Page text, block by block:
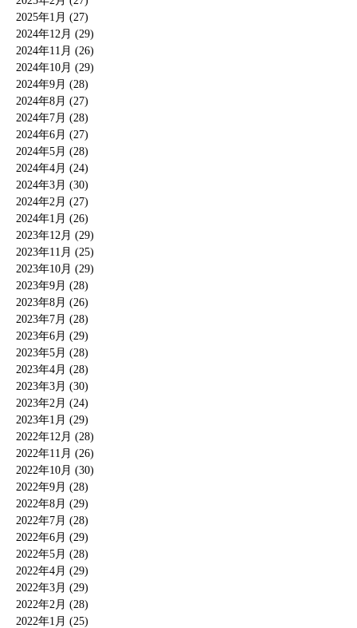
2025年1月 (27)
2024年12月 (29)
2024年11月 (26)
2024年10月 (29)
2024年9月 (28)
2024年8月 (27)
2024年7月 (28)
2024年6月 (27)
2024年5月 (28)
2024年4月 (24)
2024年3月 (30)
2024年2月 (27)
2024年1月 (26)
2023年12月 (29)
2023年11月 (25)
2023年10月 (29)
2023年9月 (28)
2023年8月 (26)
2023年7月 (28)
2023年6月 (29)
2023年5月 (28)
2023年4月 (28)
2023年3月 (30)
2023年2月 (24)
2023年1月 (29)
2022年12月 (28)
2022年11月 (26)
2022年10月 (30)
2022年9月 (28)
2022年8月 (29)
2022年7月 (28)
2022年6月 (29)
2022年5月 (28)
2022年4月 (29)
2022年3月 (29)
2022年2月 (28)
2022年1月 (25)